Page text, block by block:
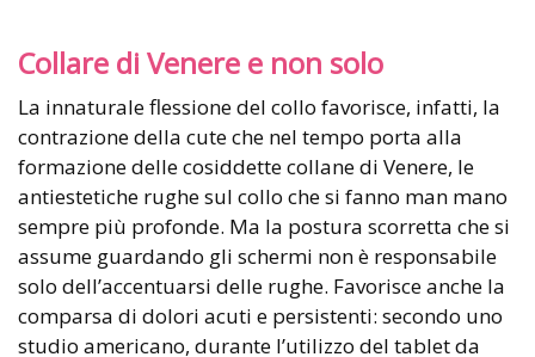
Collare di Venere e non solo
La innaturale flessione del collo favorisce, infatti, la
contrazione della cute che nel tempo porta alla
formazione delle cosiddette collane di Venere, le
antiestetiche rughe sul collo che si fanno man mano
sempre più profonde. Ma la postura scorretta che si
assume guardando gli schermi non è responsabile
solo dell’accentuarsi delle rughe. Favorisce anche la
comparsa di dolori acuti e persistenti: secondo uno
studio americano, durante l’utilizzo del tablet da